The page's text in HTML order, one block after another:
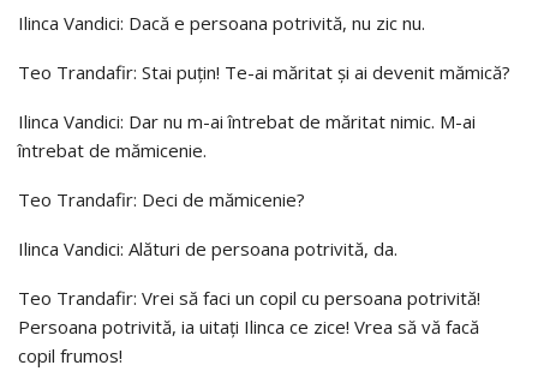
Ilinca Vandici: Dacă e persoana potrivită, nu zic nu.
Teo Trandafir: Stai puțin! Te-ai măritat și ai devenit mămică?
Ilinca Vandici: Dar nu m-ai întrebat de măritat nimic. M-ai
întrebat de mămicenie.
Teo Trandafir: Deci de mămicenie?
Ilinca Vandici: Alături de persoana potrivită, da.
Teo Trandafir: Vrei să faci un copil cu persoana potrivită!
Persoana potrivită, ia uitați Ilinca ce zice! Vrea să vă facă
copil frumos!